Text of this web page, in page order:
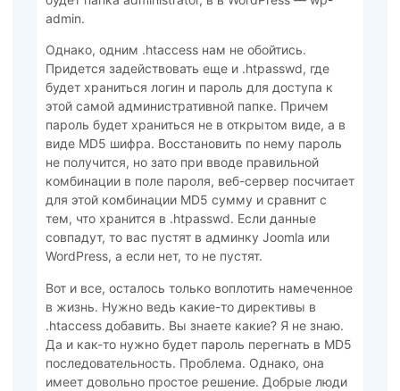
admin.
Однако, одним .htaccess нам не обойтись.
Придется задействовать еще и .htpasswd, где
будет храниться логин и пароль для доступа к
этой самой административной папке. Причем
пароль будет храниться не в открытом виде, а в
виде MD5 шифра. Восстановить по нему пароль
не получится, но зато при вводе правильной
комбинации в поле пароля, веб-сервер посчитает
для этой комбинации MD5 сумму и сравнит с
тем, что хранится в .htpasswd. Если данные
совпадут, то вас пустят в админку Joomla или
WordPress, а если нет, то не пустят.
Вот и все, осталось только воплотить намеченное
в жизнь. Нужно ведь какие-то директивы в
.htaccess добавить. Вы знаете какие? Я не знаю.
Да и как-то нужно будет пароль перегнать в MD5
последовательность. Проблема. Однако, она
имеет довольно простое решение. Добрые люди